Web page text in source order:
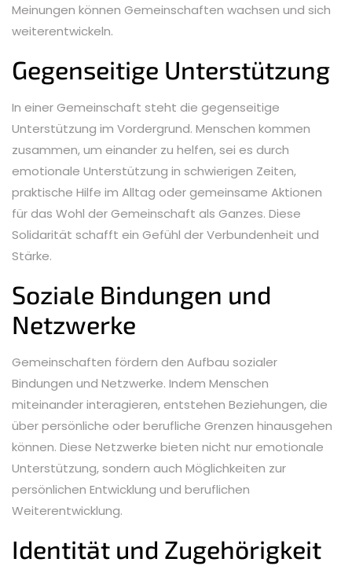
Meinungen können Gemeinschaften wachsen und sich
weiterentwickeln.
Gegenseitige Unterstützung
In einer Gemeinschaft steht die gegenseitige
Unterstützung im Vordergrund. Menschen kommen
zusammen, um einander zu helfen, sei es durch
emotionale Unterstützung in schwierigen Zeiten,
praktische Hilfe im Alltag oder gemeinsame Aktionen
für das Wohl der Gemeinschaft als Ganzes. Diese
Solidarität schafft ein Gefühl der Verbundenheit und
Stärke.
Soziale Bindungen und
Netzwerke
Gemeinschaften fördern den Aufbau sozialer
Bindungen und Netzwerke. Indem Menschen
miteinander interagieren, entstehen Beziehungen, die
über persönliche oder berufliche Grenzen hinausgehen
können. Diese Netzwerke bieten nicht nur emotionale
Unterstützung, sondern auch Möglichkeiten zur
persönlichen Entwicklung und beruflichen
Weiterentwicklung.
Identität und Zugehörigkeit